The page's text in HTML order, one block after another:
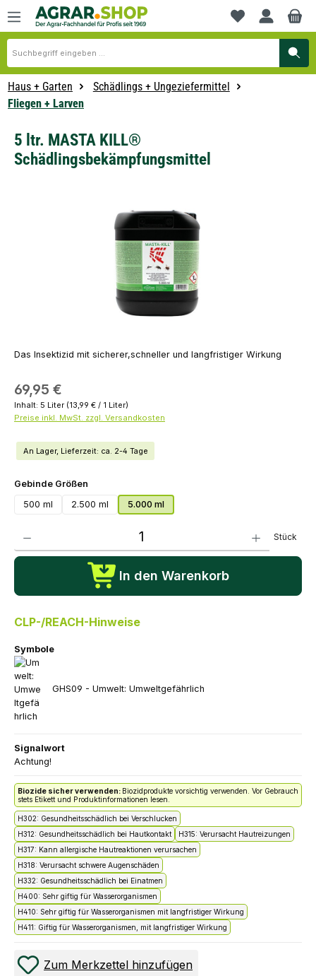
springen
Du hast 0
Haus + Garten
Schädlings + Ungeziefermittel
Fliegen + Larven
5 ltr. MASTA KILL®
Schädlingsbekämpfungsmittel
Das Insektizid mit sicherer,schneller und langfristiger Wirkung
69,95 €
Inhalt: 5 Liter (13,99 € / 1 Liter)
Preise inkl. MwSt. zzgl. Versandkosten
An Lager, Lieferzeit: ca. 2-4 Tage
Gebinde Größen
500 ml
2.500 ml 5.000 ml
Stück
In den Warenkorb
CLP-/REACH-Hinweise
Symbole
GHS09 - Umwelt: Umweltgefährlich
Signalwort
Achtung!
Biozide sicher verwenden: Biozidprodukte vorsichtig verwenden. Vor Gebrauch
stets Etikett und Produktinformationen lesen.
H302: Gesundheitsschädlich bei Verschlucken
H312: Gesundheitsschädlich bei Hautkontakt
H315: Verursacht Hautreizungen
H317: Kann allergische Hautreaktionen verursachen
H318: Verursacht schwere Augenschäden
H332: Gesundheitsschädlich bei Einatmen
H400: Sehr giftig für Wasserorganismen
H410: Sehr giftig für Wasserorganismen mit langfristiger Wirkung
H411: Giftig für Wasserorganismen, mit langfristiger Wirkung
Zum Merkzettel hinzufügen